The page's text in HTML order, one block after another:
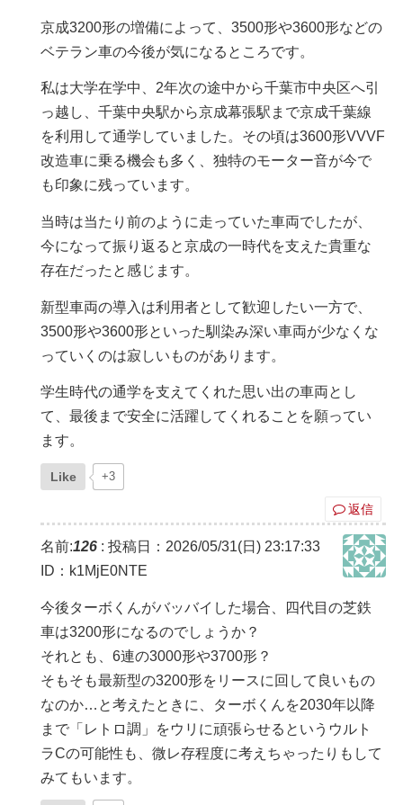
京成3200形の増備によって、3500形や3600形などの
ベテラン車の今後が気になるところです。
私は大学在学中、2年次の途中から千葉市中央区へ引
っ越し、千葉中央駅から京成幕張駅まで京成千葉線
を利用して通学していました。その頃は3600形VVVF
改造車に乗る機会も多く、独特のモーター音が今で
も印象に残っています。
当時は当たり前のように走っていた車両でしたが、
今になって振り返ると京成の一時代を支えた貴重な
存在だったと感じます。
新型車両の導入は利用者として歓迎したい一方で、
3500形や3600形といった馴染み深い車両が少なくな
っていくのは寂しいものがあります。
学生時代の通学を支えてくれた思い出の車両とし
て、最後まで安全に活躍してくれることを願ってい
ます。
Like +3
返信
名前:126 : 投稿日：2026/05/31(日) 23:17:33
ID：k1MjE0NTE
今後ターボくんがバッバイした場合、四代目の芝鉄
車は3200形になるのでしょうか？
それとも、6連の3000形や3700形？
そもそも最新型の3200形をリースに回して良いもの
なのか…と考えたときに、ターボくんを2030年以降
まで「レトロ調」をウリに頑張らせるというウルト
ラCの可能性も、微レ存程度に考えちゃったりもして
みてもいます。